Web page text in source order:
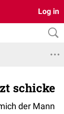
Log in
schicke
der Mann